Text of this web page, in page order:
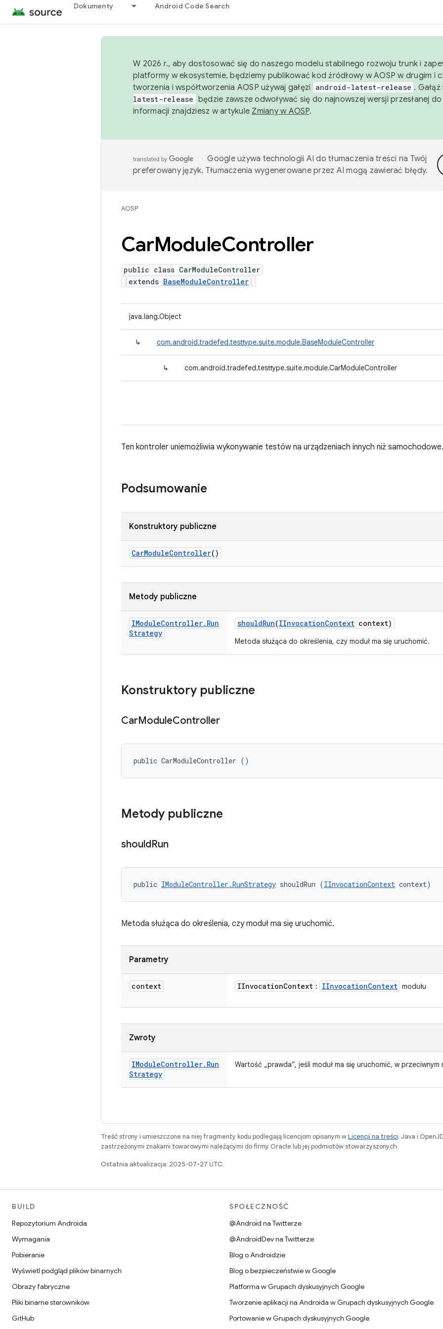
Dokumenty Android Code Search
W 2026 r., aby dostosować się do naszego modelu stabilnego rozwoju trunk i
platformy w ekosystemie, będziemy publikować kod źródłowy w AOSP w drugim i
tworzenia i współtworzenia AOSP używaj gałęzi
android-latest-release .
latest-release będzie zawsze odwoływać się do najnowszej wersji przesłanej do
informacji znajdziesz w artykule Zmiany w AOSP.
Google używa technologii AI do tłumaczenia treści na Twój
preferowany język. Tłumaczenia wygenerowane przez AI mogą zawierać błędy.
AOSP
CarModuleController
public class CarModuleController
extends BaseModuleController
java.lang.Object
↳ com.android.tradefed.testtype.suite.module.BaseModuleController
↳ com.android.tradefed.testtype.suite.module.CarModuleController
Ten kontroler uniemożliwia wykonywanie testów na urządzeniach innych niż samochodowe.
Podsumowanie
Konstruktory publiczne
CarModuleController()
Metody publiczne
IModuleController. Run
Strategy
shouldRun(IInvocationContext context)
Metoda służąca do określenia, czy moduł ma się uruchomić.
Konstruktory publiczne
CarModuleController
public CarModuleController ()
Metody publiczne
shouldRun
public IModuleController.RunStrategy shouldRun (IInvocationContext context)
Metoda służąca do określenia, czy moduł ma się uruchomić.
Parametry
context IInvocationContext : IInvocationContext modułu
Zwroty
IModuleController. Run
Strategy
Wartość „prawda”, jeśli moduł ma się uruchomić, w
Treść strony i umieszczone na niej fragmenty kodu podlegają licencjom opisanym wLicencji na treści. Java i
zastrzeżonymi znakami towarowymi należącymi do firmy Oracle lub jej podmiotów stowarzyszonych.
Ostatnia aktualizacja: 2025-07-27 UTC.
BUILD
Repozytorium Androida
Wymagania
Pobieranie
Wyświetl podgląd plików binarnych
Obrazy fabryczne
Pliki binarne sterowników
GitHub
SPOŁECZNOŚĆ
@Android na Twitterze
@AndroidDev na Twitterze
Blog o Androidzie
Blog o bezpieczeństwie w Google
Platforma w Grupach dyskusyjnych Google
Tworzenie aplikacji na Androida w Grupach dyskusyjnych Google
Portowanie w Grupach dyskusyjnych Google